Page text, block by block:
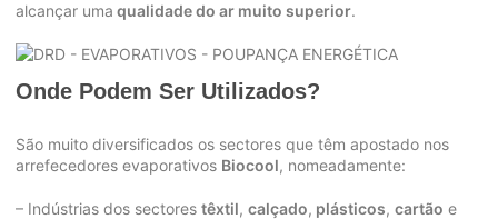
alcançar uma qualidade do ar muito superior.
Onde Podem Ser Utilizados?
São muito diversificados os sectores que têm apostado nos
arrefecedores evaporativos Biocool, nomeadamente:
– Indústrias dos sectores têxtil, calçado, plásticos, cartão e